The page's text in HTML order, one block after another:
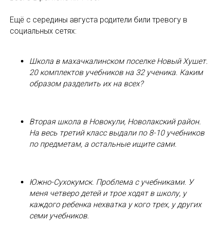
Ещё с середины августа родители били тревогу в
социальных сетях:
Школа в махачкалинском поселке Новый Хушет.
20 комплектов учебников на 32 ученика. Каким
образом разделить их на всех?
Вторая школа в Новокули, Новолакский район.
На весь третий класс выдали по 8-10 учебников
по предметам, а остальные ищите сами.
Южно-Сухокумск. Проблема с учебниками. У
меня четверо детей и трое ходят в школу, у
каждого ребенка нехватка у кого трех, у других
семи учебников.